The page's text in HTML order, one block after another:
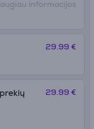
informacijos
29.99 €
29.99 €